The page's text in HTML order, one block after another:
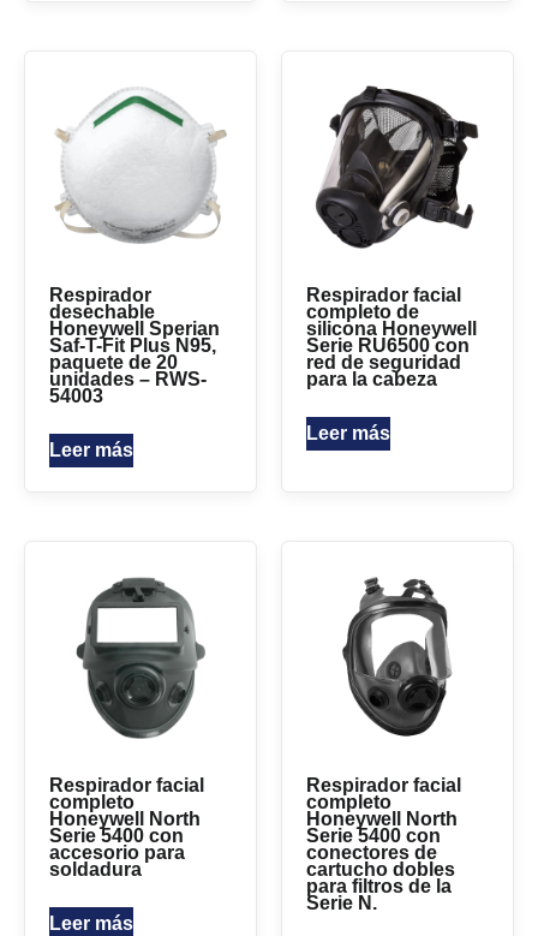
Respirador
desechable
Honeywell Sperian
Saf-T-Fit Plus N95,
paquete de 20
unidades – RWS-
54003
Leer más
Respirador facial
completo de
silicona Honeywell
Serie RU6500 con
red de seguridad
para la cabeza
Leer más
Respirador facial
completo
Honeywell North
Serie 5400 con
accesorio para
soldadura
Leer más
Respirador facial
completo
Honeywell North
Serie 5400 con
conectores de
cartucho dobles
para filtros de la
Serie N.